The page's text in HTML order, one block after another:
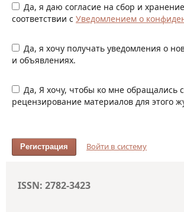
Да, я даю согласие на сбор и хранение моих данных в
соответствии с Уведомлением о
Да, я хочу получать уведомления о новых публикациях
и объявлениях.
Да, Я хочу, чтобы ко мне обращались с запросами на
рецензирование материалов для этого
Регистрация Войти в систему
ISSN: 2782-3423